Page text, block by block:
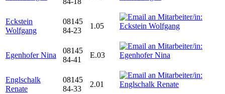
Eckstein
Wolfgang
08145
84-23
1.05
Egenhofer Nina
08145
84-41
E.03
Englschalk
Renate
08145
84-33
2.01